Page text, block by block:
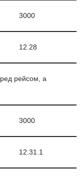
3000
12.28
рейсом, а
3000
12.31.1